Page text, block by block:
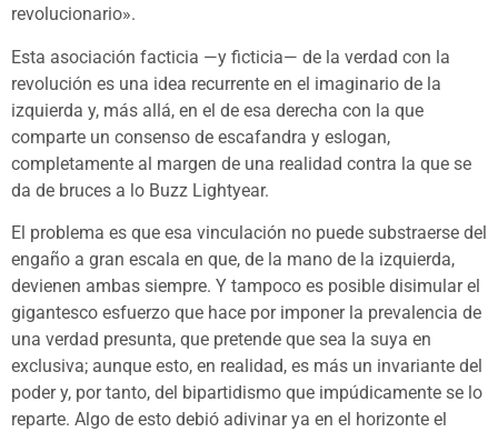
revolucionario».
Esta asociación facticia —y ficticia— de la verdad con la
revolución es una idea recurrente en el imaginario de la
izquierda y, más allá, en el de esa derecha con la que
comparte un consenso de escafandra y eslogan,
completamente al margen de una realidad contra la que se
da de bruces a lo Buzz Lightyear.
El problema es que esa vinculación no puede substraerse del
engaño a gran escala en que, de la mano de la izquierda,
devienen ambas siempre. Y tampoco es posible disimular el
gigantesco esfuerzo que hace por imponer la prevalencia de
una verdad presunta, que pretende que sea la suya en
exclusiva; aunque esto, en realidad, es más un invariante del
poder y, por tanto, del bipartidismo que impúdicamente se lo
reparte. Algo de esto debió adivinar ya en el horizonte el